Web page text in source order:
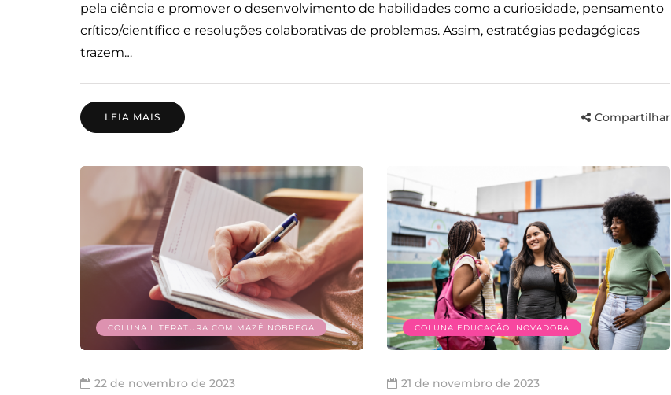
pela ciência e promover o desenvolvimento de habilidades como a curiosidade, pensamento
crítico/científico e resoluções colaborativas de problemas. Assim, estratégias pedagógicas
trazem…
LEIA MAIS Compartilhar
COLUNA LITERATURA COM MAZÉ NÓBREGA
22 de novembro de 2023
COLUNA EDUCAÇÃO INOVADORA
21 de novembro de 2023